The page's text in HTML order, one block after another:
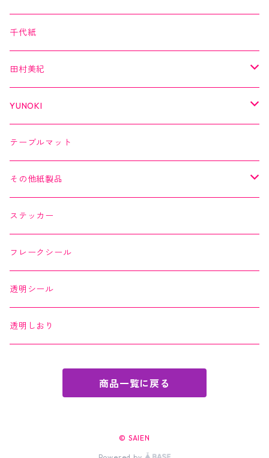
２巻セット
クリアテープ
切子
螺鈿
日本の伝統美
田村美紀
Kimono美
美MONDE
乙女懐紙
Kaishi de saison
よもやまペーパー
縁起どうぶつ懐紙
Okashi na Kaishi
千代紙
田村美紀
よもやまペーパー
マスキングテープ
マスキングシール
ちぎり絵カード
YUNOKI
マスキングテープ
メッセージカード
テーブルマット
その他紙製品
よもやまペーパー
ちぎり絵カード
ステッカー
フレークシール
透明シール
透明しおり
商品一覧に戻る
© SAIEN